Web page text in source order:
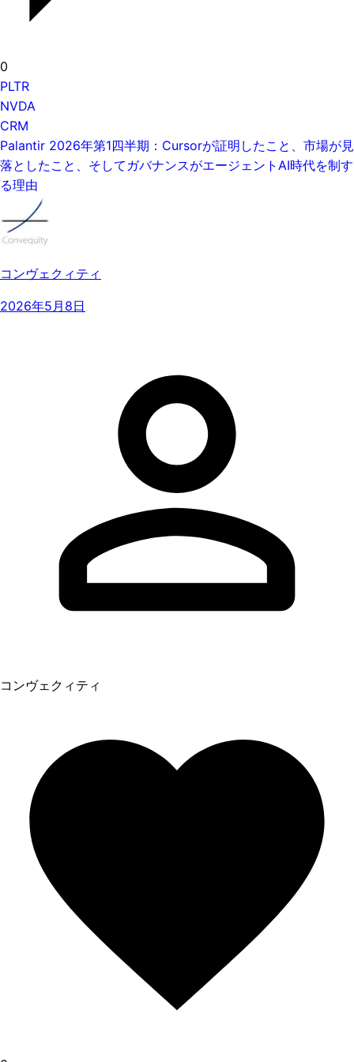
0
PLTR
NVDA
CRM
Palantir 2026年第1四半期：Cursorが証明したこと、市場が見
落としたこと、そしてガバナンスがエージェントAI時代を制す
る理由
コンヴェクィティ
2026年5月8日
コンヴェクィティ